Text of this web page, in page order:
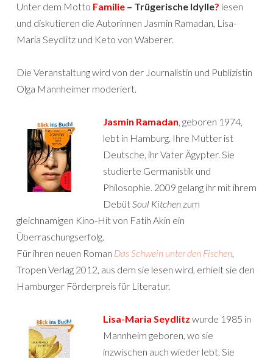
Unter dem Motto Familie – Trügerische Idylle? lesen
und diskutieren die Autorinnen Jasmin Ramadan, Lisa-
Maria Seydlitz und Keto von Waberer.
Die Veranstaltung wird von der Journalistin und Publizistin
Olga Mannheimer moderiert.
Jasmin Ramadan, geboren 1974,
lebt in Hamburg. Ihre Mutter ist
Deutsche, ihr Vater Ägypter. Sie
studierte Germanistik und
Philosophie. 2009 gelang ihr mit ihrem
DebütSoul Kitchen zum
gleichnamigen Kino-Hit von Fatih Akin ein
Überraschungserfolg.
Für ihren neuen Roman Das Schwein unter den Fischen,
Tropen Verlag 2012, aus dem sie lesen wird, erhielt sie den
Hamburger Förderpreis für Literatur.
Lisa-Maria Seydlitz wurde 1985 in
Mannheim geboren, wo sie
inzwischen auch wieder lebt. Sie